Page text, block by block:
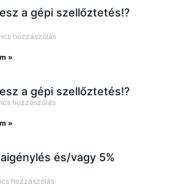
a gépi szellőztetés!?
hozzászólás
»
a gépi szellőztetés!?
hozzászólás
»
és/vagy 5%
hozzászólás